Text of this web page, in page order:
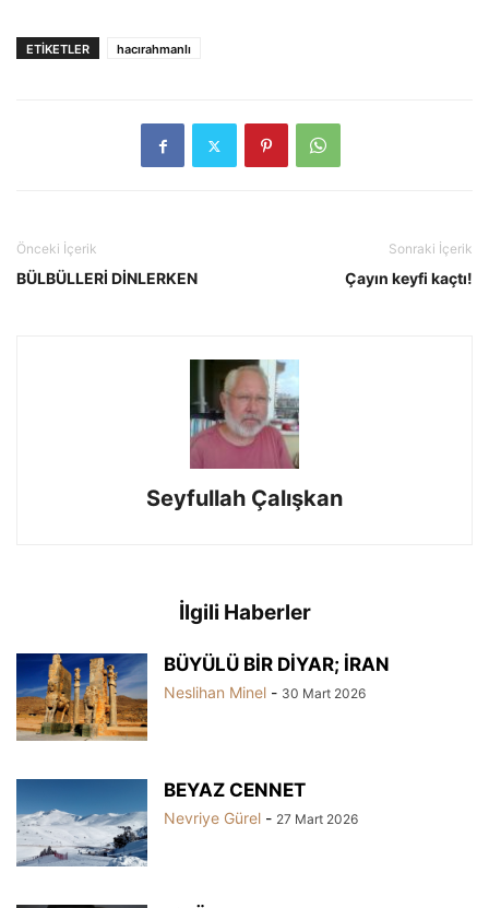
ETIKETLER hacırahmanlı
Önceki İçerik
BÜLBÜLLERİ DİNLERKEN
Sonraki İçerik
Çayın keyfi kaçtı!
Seyfullah Çalışkan
İlgili Haberler
BÜYÜLÜ BİR DİYAR; İRAN
Neslihan Minel - 30 Mart 2026
BEYAZ CENNET
Nevriye Gürel - 27 Mart 2026